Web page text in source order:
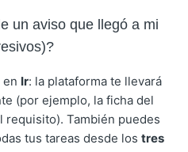
un aviso que llegó a mi
en Ir: la plataforma te llevará
(por ejemplo, la ficha del
También puedes
tus tareas desde lostres